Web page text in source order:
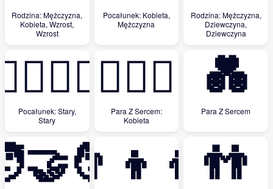
Rodzina: Mężczyzna,
Kobieta, Wzrost,
Wzrost
Pocałunek: Kobieta,
Mężczyzna
Rodzina: Mężczyzna,
Dziewczyna,
Dziewczyna
Pocałunek: Stary,
Stary
👩‍❤️‍👩
Para Z Sercem:
Kobieta
💑
Para Z Sercem
👨‍👦‍👦 👬